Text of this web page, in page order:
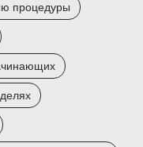
процедуры